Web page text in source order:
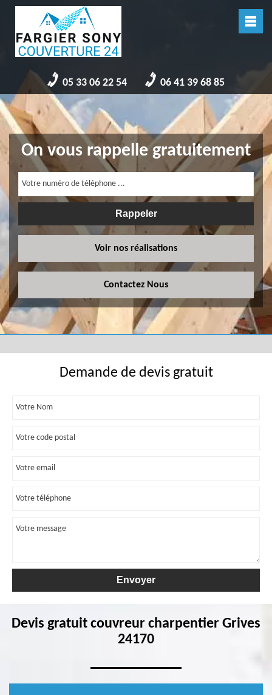
05 33 06 22 54 06 41 39 68 85
On vous rappelle gratuitement
Voir nos réalisations
Contactez Nous
Demande de devis gratuit
Devis gratuit couvreur charpentier Grives
24170